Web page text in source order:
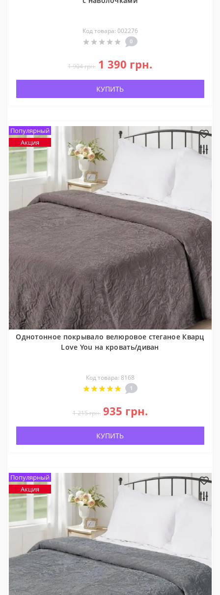
Код товара: 002276
0
1 904 грн. 1 390 грн.
КУПИТЬ
Популярный
Акция
Однотонное покрывало велюровое стеганое Кварц
Love You на кровать/диван
Код товара: 8168
1
1 215 грн. 935 грн.
КУПИТЬ
Популярный
Акция